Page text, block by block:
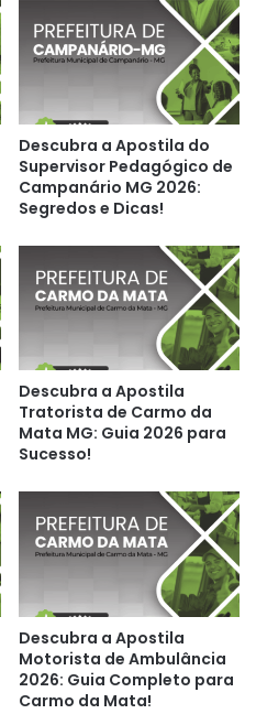
Descubra a Apostila do
Supervisor Pedagógico de
Campanário MG 2026:
Segredos e Dicas!
Descubra a Apostila
Tratorista de Carmo da
Mata MG: Guia 2026 para
Sucesso!
Descubra a Apostila
Motorista de Ambulância
2026: Guia Completo para
Carmo da Mata!